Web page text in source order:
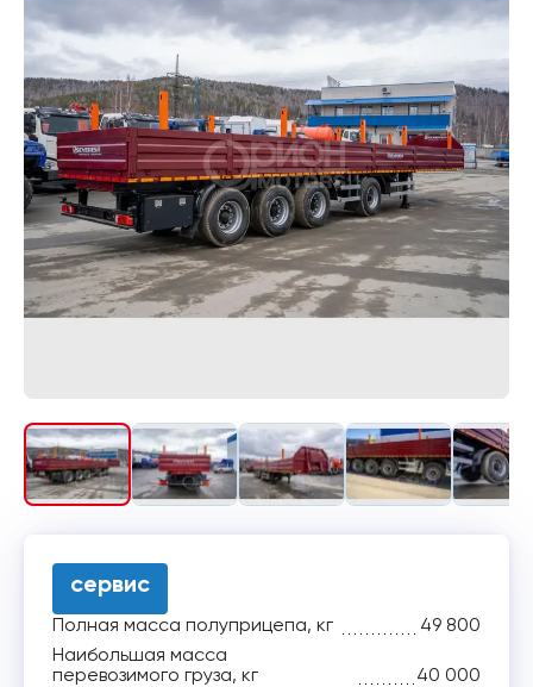
сервис
Полная масса полуприцепа, кг
49 800
Наибольшая масса
перевозимого груза, кг
40 000